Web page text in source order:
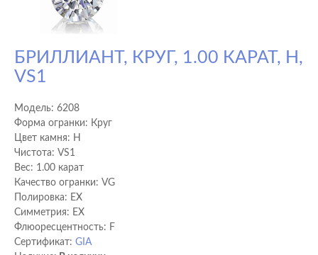
БРИЛЛИАНТ, КРУГ, 1.00 КАРАТ, H,
VS1
Модель: 6208
Форма огранки: Круг
Цвет камня: H
Чистота: VS1
Вес: 1.00 карат
Качество огранки: VG
Полировка: EX
Cимметрия: EX
Флюоресцентность: F
Сертификат: GIA